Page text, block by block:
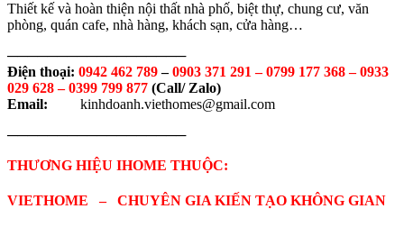
Thiết kế và hoàn thiện nội thất nhà phố, biệt thự, chung cư, văn
phòng, quán cafe, nhà hàng, khách sạn, cửa hàng…
──────────────────
Điện thoại: 0942 462 789–0903 371 291 –0799 177 368 – 0933
029 628 – 0399 799 877 (Call/ Zalo)
Email:
kinhdoanh.viethomes@gmail.com
──────────────────
THƯƠNG HIỆU IHOME THUỘC:
VIETHOME – CHUYÊN GIA KIẾN TẠO KHÔNG GIAN